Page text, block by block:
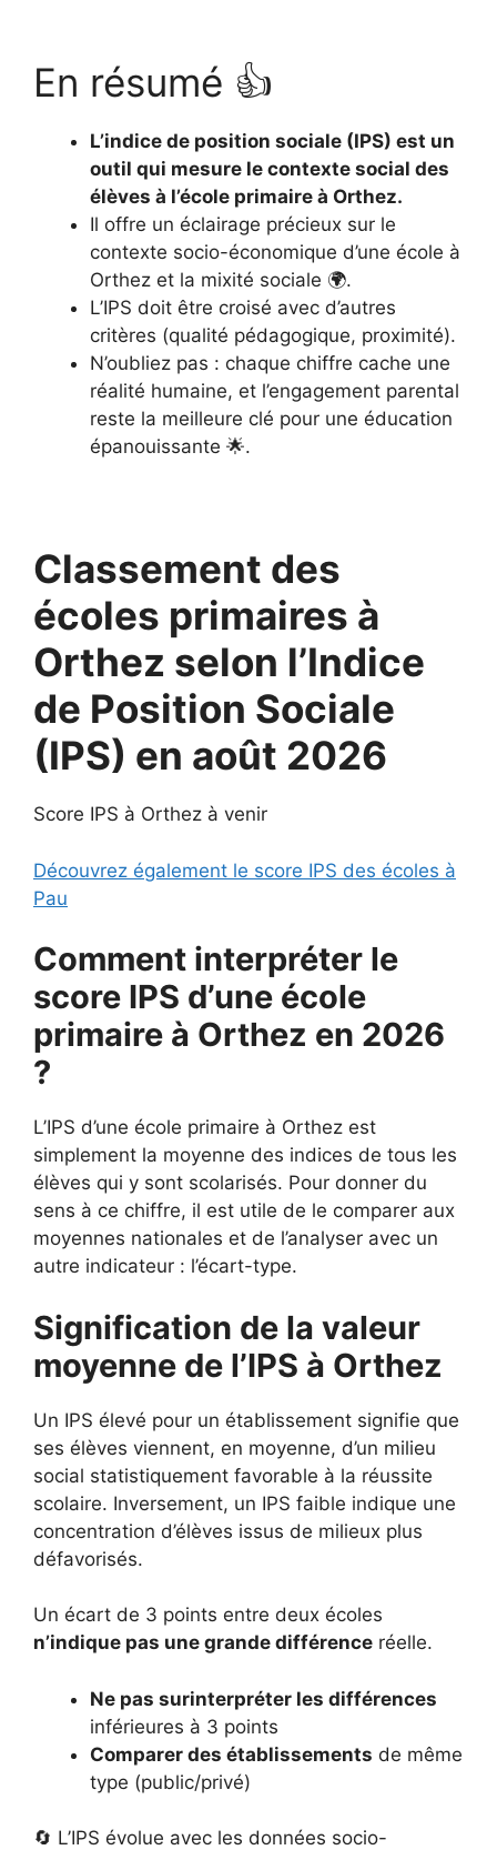
En résumé 👍
L’indice de position sociale (IPS) est un
outil qui mesure le contexte social des
élèves à l’école primaire à Orthez.
Il offre un éclairage précieux sur le
contexte socio-économique d’une école à
Orthez et la mixité sociale 🌍.
L’IPS doit être croisé avec d’autres
critères (qualité pédagogique, proximité).
N’oubliez pas : chaque chiffre cache une
réalité humaine, et l’engagement parental
reste la meilleure clé pour une éducation
épanouissante 🌟.
Classement des
écoles primaires à
Orthez selon l’Indice
de Position Sociale
(IPS) en août 2026
Score IPS à Orthez à venir
Découvrez également le score IPS des écoles à
Pau
Comment interpréter le
score IPS d’une école
primaire à Orthez en 2026
?
L’IPS d’une école primaire à Orthez est
simplement la moyenne des indices de tous les
élèves qui y sont scolarisés. Pour donner du
sens à ce chiffre, il est utile de le comparer aux
moyennes nationales et de l’analyser avec un
autre indicateur : l’écart-type.
Signification de la valeur
moyenne de l’IPS à Orthez
Un IPS élevé pour un établissement signifie que
ses élèves viennent, en moyenne, d’un milieu
social statistiquement favorable à la réussite
scolaire. Inversement, un IPS faible indique une
concentration d’élèves issus de milieux plus
défavorisés.
Un écart de 3 points entre deux écoles
n’indique pas une grande différence réelle.
Ne pas surinterpréter les différences
inférieures à 3 points
Comparer des établissements de même
type (public/privé)
🔄 L’IPS évolue avec les données socio-